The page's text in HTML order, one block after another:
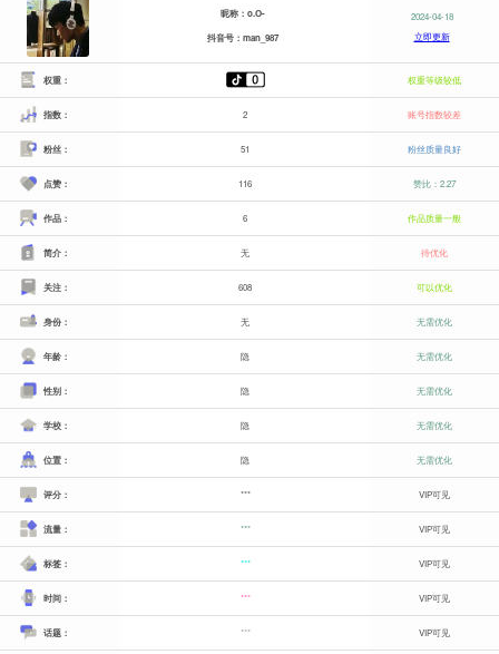
昵称：o.O-
抖音号：man_987
2024-04-18
立即更新
权重： 权重等级较低
指数： 2 账号指数较差
粉丝： 51 粉丝质量良好
点赞： 116 赞比：2.27
作品： 6 作品质量一般
简介： 无 待优化
关注： 608 可以优化
身份： 无 无需优化
年龄： 隐 无需优化
性别： 隐 无需优化
学校： 隐 无需优化
位置： 隐 无需优化
评分： *** VIP可见
流量： *** VIP可见
标签： *** VIP可见
时间： *** VIP可见
话题： *** VIP可见